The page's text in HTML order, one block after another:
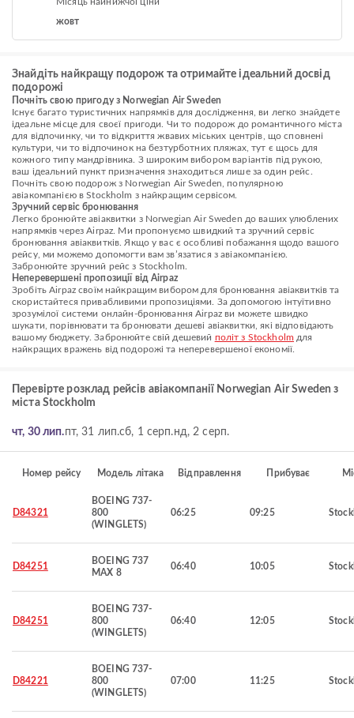
жовт
Знайдіть найкращу подорож та отримайте ідеальний досвід
подорожі
Почніть свою пригоду з Norwegian Air Sweden
Існує багато туристичних напрямків для дослідження, ви легко знайдете
ідеальне місце для своєї пригоди. Чи то подорож до романтичного міста
для відпочинку, чи то відкриття жвавих міських центрів, що сповнені
культури, чи то відпочинок на безтурботних пляжах, тут є щось для
кожного типу мандрівника. З широким вибором варіантів під рукою,
ваш ідеальний пункт призначення знаходиться лише за один рейс.
Почніть свою подорож з Norwegian Air Sweden, популярною
авіакомпанією в Stockholm з найкращим сервісом.
Зручний сервіс бронювання
Легко бронюйте авіаквитки з Norwegian Air Sweden до ваших улюблених
напрямків через Airpaz. Ми пропонуємо швидкий та зручний сервіс
бронювання авіаквитків. Якщо у вас є особливі побажання щодо вашого
рейсу, ми можемо допомогти вам зв’язатися з авіакомпанією.
Забронюйте зручний рейс з Stockholm.
Неперевершені пропозиції від Airpaz
Зробіть Airpaz своїм найкращим вибором для бронювання авіаквитків та
скористайтеся привабливими пропозиціями. За допомогою інтуїтивно
зрозумілої системи онлайн-бронювання Airpaz ви можете швидко
шукати, порівнювати та бронювати дешеві авіаквитки, які відповідають
вашому бюджету. Забронюйте свій дешевий політ з Stockholm для
найкращих вражень від подорожі та неперевершеної економії.
Перевірте розклад рейсів авіакомпанії Norwegian Air Sweden з
міста Stockholm
чт, 30 лип.пт, 31 лип.сб, 1 серп.нд, 2 серп.
Номер рейсу Модель літака Відправлення Прибуває
D84321
BOEING 737-
800
(WINGLETS)
06:25 09:25
D84251
BOEING 737
MAX 8
06:40 10:05
D84251
BOEING 737-
800
(WINGLETS)
06:40 12:05
D84221
BOEING 737-
800
(WINGLETS)
07:00 11:25